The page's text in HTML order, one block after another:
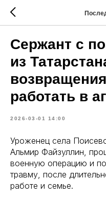
Сержант с
из
работать в
2026-03-01 14:00
Уроженец села
Альмир Файзуллин,
военную операцию и
травму, после
работе и семье.